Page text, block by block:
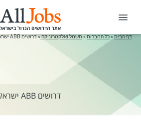
דף הבית »כל החברות » חשמל ואלקטרוניקה»דרושים ABB ישראל
דרושים ABB ישראל